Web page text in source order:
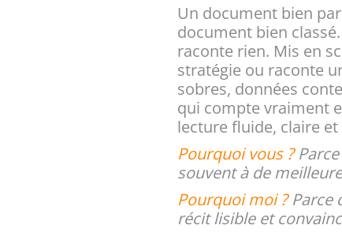
Un document bien
document bien
raconte rien. Mis en
stratégie ou raconte
sobres, données
qui compte vraiment
lecture fluide, claire et
Pourquoi vous ?Parce
souvent à de
Pourquoi moi ?Parce
récit lisible et